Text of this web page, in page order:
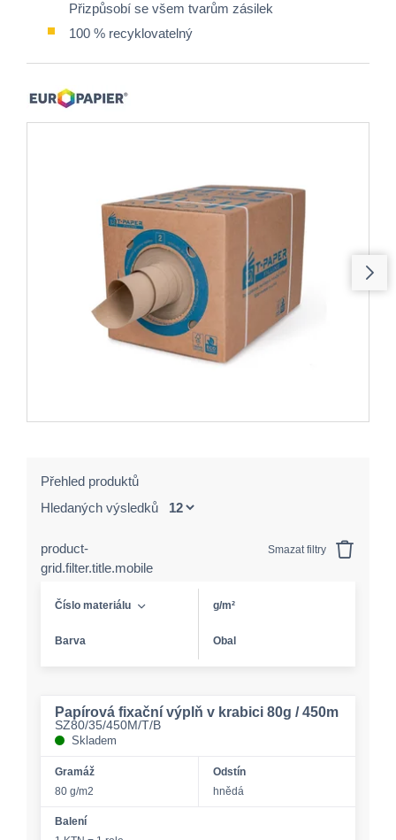
Přizpůsobí se všem tvarům zásilek
100 % recyklovatelný
Přehled produktů
Hledaných výsledků
product-
grid.filter.title.mobile
Smazat filtry
Číslo materiálu g/m²
Barva Obal
Papírová fixační výplň v krabici 80g / 450m
SZ80/35/450M/T/B
Skladem
Gramáž
80 g/m2
Odstín
hnědá
Balení